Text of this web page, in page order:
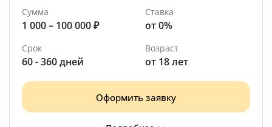
Сумма
1 000 – 100 000 ₽
Ставка
от 0%
Срок
60 - 360 дней
Возраст
от 18 лет
Оформить заявку